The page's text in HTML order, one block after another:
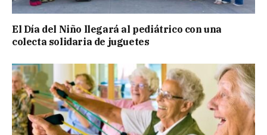
El Día del Niño llegará al pediátrico con una
colecta solidaria de juguetes